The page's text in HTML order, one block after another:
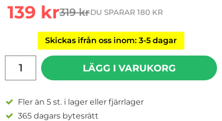
rea pris
139 krtidigare pris
319 krDU SPARAR 180 KR
Skickas ifrån oss inom: 3-5 dagar
LÄGG I VARUKORG
Fler än 5 st. i lager eller fjärrlager
365 dagars bytesrätt